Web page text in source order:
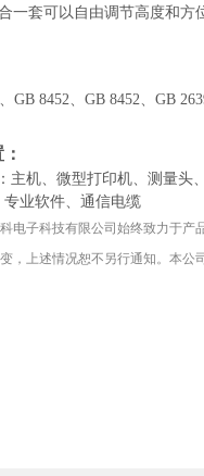
一套可以自由调节高度和
GB 8452、GB 8452、GB
主机、微型打印机、测量头
专业软件、通信电缆
电子科技有限公司 始终致力于产
，上述情况恕不另行通知。本公